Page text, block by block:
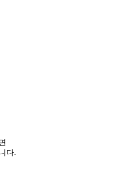
다.